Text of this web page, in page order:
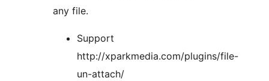
any file.
Support
http://xparkmedia.com/plugins/file-
un-attach/